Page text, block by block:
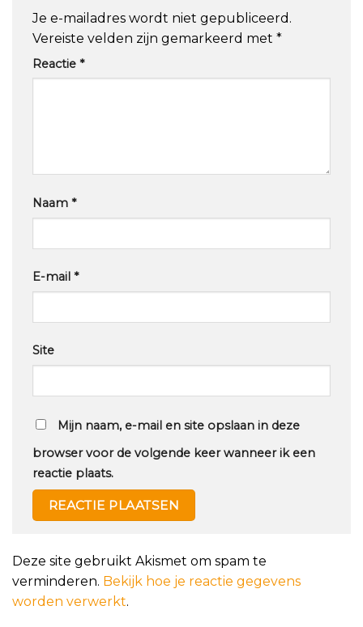
Je e-mailadres wordt niet gepubliceerd.
Vereiste velden zijn gemarkeerd met *
Reactie *
Naam *
E-mail *
Site
Mijn naam, e-mail en site opslaan in deze
browser voor de volgende keer wanneer ik een
reactie plaats.
Deze site gebruikt Akismet om spam te
verminderen. Bekijk hoe je reactie gegevens
worden verwerkt.